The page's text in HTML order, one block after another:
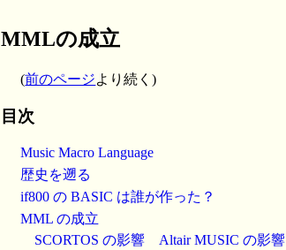
MMLの成立
(前のページより続く)
目次
Music Macro Language
歴史を遡る
if800 の BASIC は誰が作った？
MML の成立
SCORTOS の影響
Altair MUSIC の影響